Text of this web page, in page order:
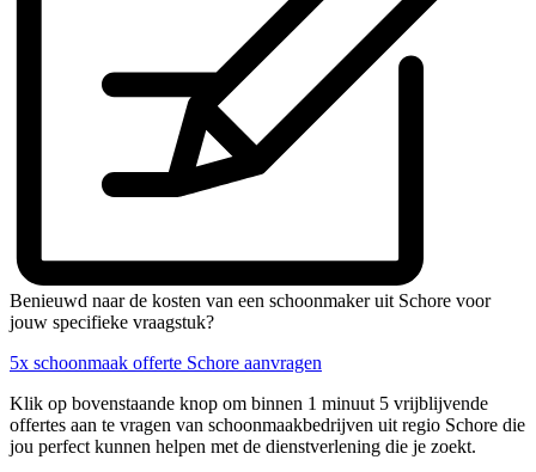
Benieuwd naar de kosten van een schoonmaker uit Schore voor
jouw specifieke vraagstuk?
5x schoonmaak offerte Schore aanvragen
Klik op bovenstaande knop om binnen 1 minuut 5 vrijblijvende
offertes aan te vragen van schoonmaakbedrijven uit regio Schore die
jou perfect kunnen helpen met de dienstverlening die je zoekt.